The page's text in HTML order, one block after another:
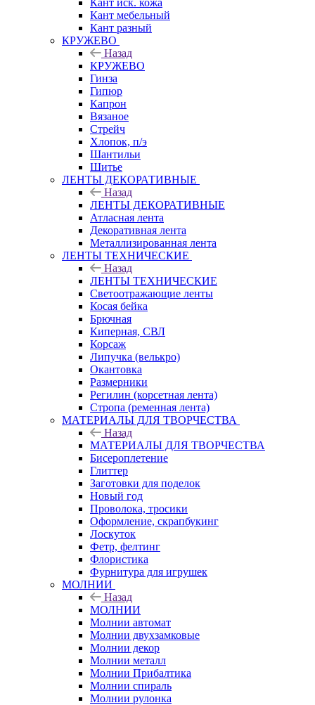
Кант иск. кожа
Кант мебельный
Кант разный
КРУЖЕВО
Назад
КРУЖЕВО
Гинза
Гипюр
Капрон
Вязаное
Стрейч
Хлопок, п/э
Шантильи
Шитье
ЛЕНТЫ ДЕКОРАТИВНЫЕ
Назад
ЛЕНТЫ ДЕКОРАТИВНЫЕ
Атласная лента
Декоративная лента
Металлизированная лента
ЛЕНТЫ ТЕХНИЧЕСКИЕ
Назад
ЛЕНТЫ ТЕХНИЧЕСКИЕ
Светоотражающие ленты
Косая бейка
Брючная
Киперная, СВЛ
Корсаж
Липучка (велькро)
Окантовка
Размерники
Регилин (корсетная лента)
Стропа (ременная лента)
МАТЕРИАЛЫ ДЛЯ ТВОРЧЕСТВА
Назад
МАТЕРИАЛЫ ДЛЯ ТВОРЧЕСТВА
Бисероплетение
Глиттер
Заготовки для поделок
Новый год
Проволока, тросики
Оформление, скрапбукинг
Лоскуток
Фетр, фелтинг
Флористика
Фурнитура для игрушек
МОЛНИИ
Назад
МОЛНИИ
Молнии автомат
Молнии двухзамковые
Молнии декор
Молнии металл
Молнии Прибалтика
Молнии спираль
Молнии рулонка